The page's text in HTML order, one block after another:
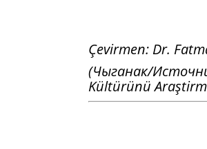
Çevirmen: Dr.
(Чыганак/
Kültürünü